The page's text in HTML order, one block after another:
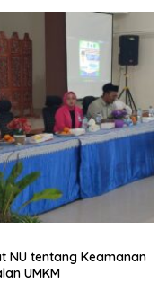
NU tentang Keamanan
UMKM